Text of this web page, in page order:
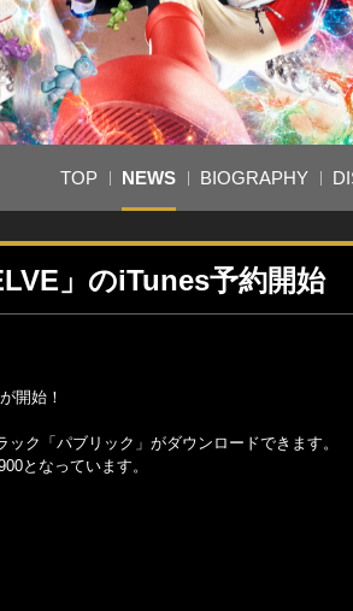
TOP NEWS BIOGRAPHY
」のiTunes予約開始
開始！
ック「パブリック」がダウンロードできます。
となっています。